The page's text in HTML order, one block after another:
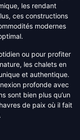
les rendant
ces constructions
modernes
ou pour profiter
les chalets en
et authentique.
profonde avec
sont bien plus qu’un
de paix où il fait